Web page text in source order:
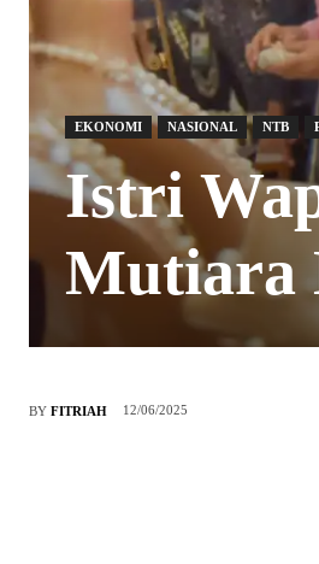
EKONOMI NASIONAL NTB
Istri
Mutiara
BY FITRIAH 12/06/2025